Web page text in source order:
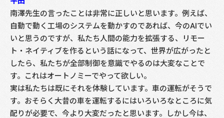
南澤先生の言ったことは非常に正しいと思います。例えば、
自動で動く工場のシステムを動かすのであれば、今のAIでい
いと思うのですが、私たち人間の能力を拡張する、リモー
ト・ネイティブを作るという話になって、世界が広がったと
したら、私たちが全部制御を意識でやるのは大変なことで
す。これはオートノミーでやって欲しい。
実は私たちは既にそれを体験しています。車の運転がそうで
す。おそらく大昔の車を運転するにはいろいろなところに気
配りが必要で、今より大変だったと思います。しかし今は、